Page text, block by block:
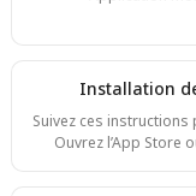
Installation
Suivez ces
Ouvrez l’App Store